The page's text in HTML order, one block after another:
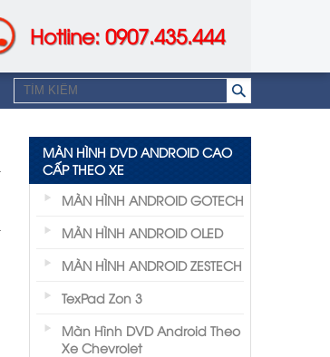
Hotline: 0907.435.444
MÀN HÌNH DVD ANDROID CAO
CẤP THEO XE
MÀN HÌNH ANDROID GOTECH
MÀN HÌNH ANDROID OLED
MÀN HÌNH ANDROID ZESTECH
TexPad Zon 3
Màn Hình DVD Android Theo
Xe Chevrolet